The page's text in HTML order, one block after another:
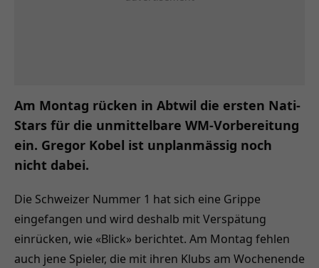
Am Montag rücken in Abtwil die ersten Nati-
Stars für die unmittelbare WM-Vorbereitung
ein. Gregor Kobel ist unplanmässig noch
nicht dabei.
Die Schweizer Nummer 1 hat sich eine Grippe
eingefangen und wird deshalb mit Verspätung
einrücken, wie «Blick» berichtet. Am Montag fehlen
auch jene Spieler, die mit ihren Klubs am Wochenende